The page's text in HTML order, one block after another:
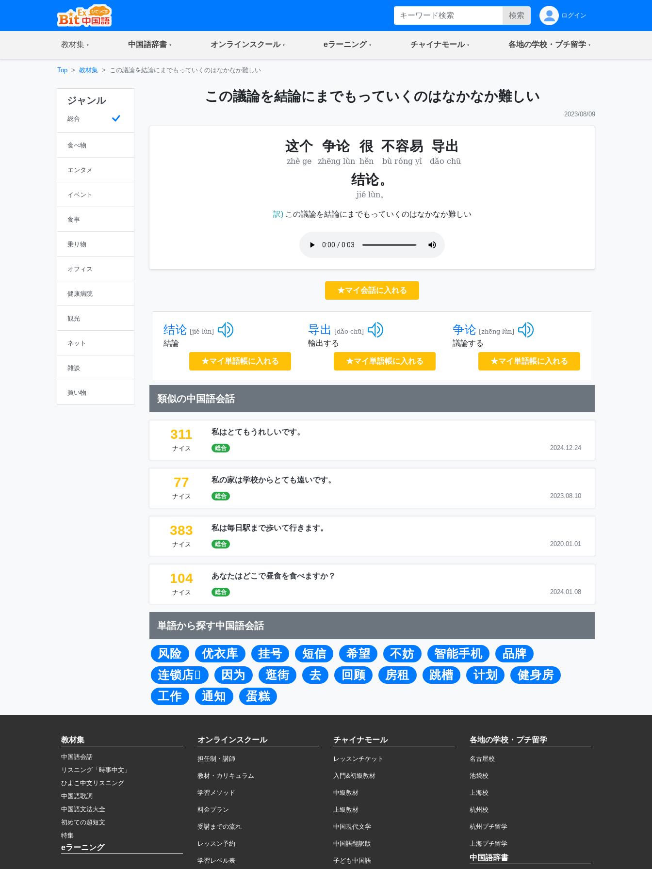
検索 ログイン
教材集(current) 中国語辞書(current) オンラインスクール(current) eラーニング(current) チャイナモール(current) 各地の学校・プチ留学(current)
Top 教材集 この議論を結論にまでもっていくのはなかなか難しい
ジャンル
総合
食べ物
エンタメ
イベント
食事
乗り物
オフィス
健康病院
観光
ネット
雑談
買い物
この議論を結論にまでもっていくのはなかなか難しい
2023/08/09
这个 争论 很 不容易 导出
zhè ge zhēng lùn hěn bù róng yì dǎo chū
结论。
jié lùn。
訳)この議論を結論にまでもっていくのはなかなか難しい
★マイ会話に入れる
结论 [jié lùn]
結論
★マイ単語帳に入れる
导出 [dǎo chū]
輸出する
★マイ単語帳に入れる
争论 [zhēng lùn]
議論する
★マイ単語帳に入れる
類似の中国語会話
311
ナイス
私はとてもうれしいです。
総合 2024.12.24
77
ナイス
私の家は学校からとても遠いです。
総合 2023.08.10
383
ナイス
私は毎日駅まで歩いて行きます。
総合 2020.01.01
104
ナイス
あなたはどこで昼食を食べますか？
総合 2024.01.08
単語から探す中国語会話
风险 优衣库 挂号 短信 希望 不妨 智能手机
品牌
连锁店
因为 逛街 去 回顾 房租 跳槽 计划
健身房
工作
通知 蛋糕
教材集
中国語会話
リスニング「時事中文」
ひよこ中文リスニング
中国語歌詞
中国語文法大全
初めての超短文
特集
eラーニング
オンラインスクール
担任制・講師
教材・カリキュラム
学習メソッド
料金プラン
受講までの流れ
レッスン予約
学習レベル表
チャイナモール
レッスンチケット
入門&初級教材
中級教材
上級教材
中国現代文学
中国語翻訳版
子ども中国語
各地の学校・プチ留学
名古屋校
池袋校
上海校
杭州校
杭州プチ留学
上海プチ留学
中国語辞書